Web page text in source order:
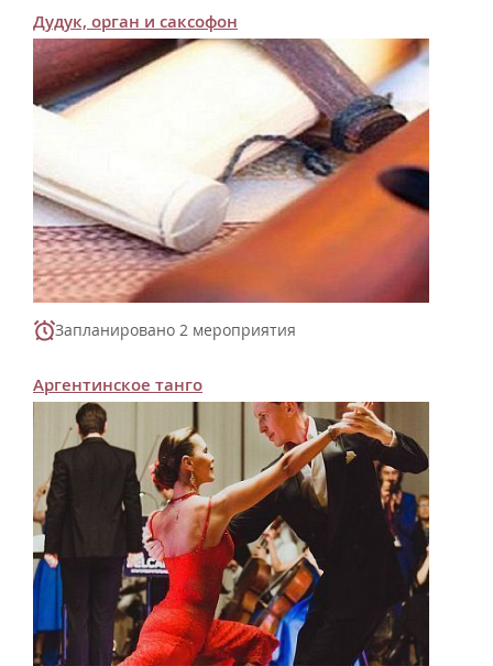
Дудук, орган и саксофон
Запланировано 2 мероприятия
Аргентинское танго